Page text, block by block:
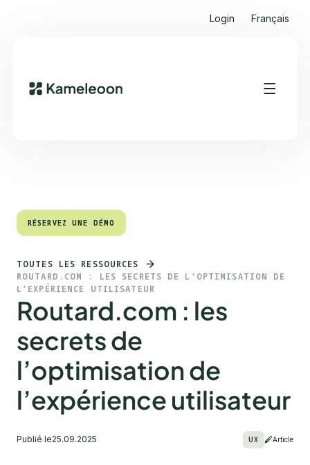
Login Français
Sommaire
RÉSERVEZ UNE DÉMO
RÉSERVEZ UNE DÉMO
TOUTES LES RESSOURCES
ROUTARD.COM : LES SECRETS DE L’OPTIMISATION DE
L’EXPÉRIENCE UTILISATEUR
Routard.com : les
secrets de
l’optimisation de
l’expérience utilisateur
Publié le25.09.2025 UX Article